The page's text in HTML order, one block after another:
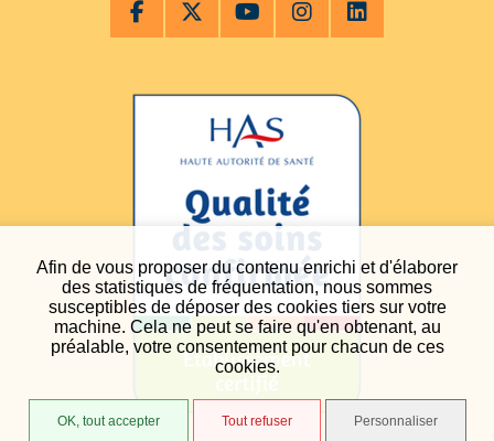
Afin de vous proposer du contenu enrichi et d'élaborer
des statistiques de fréquentation, nous sommes
susceptibles de déposer des cookies tiers sur votre
machine. Cela ne peut se faire qu'en obtenant, au
préalable, votre consentement pour chacun de ces
cookies.
OK, tout accepter Tout refuser Personnaliser